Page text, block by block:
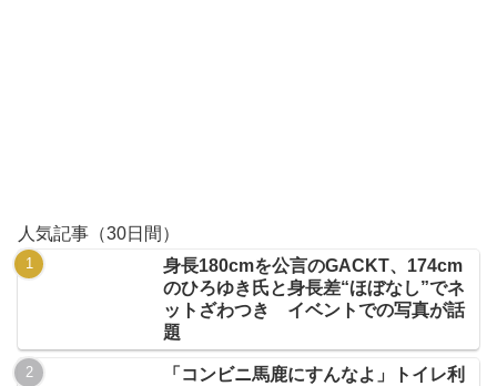
人気記事（30日間）
身長180cmを公言のGACKT、174cm
のひろゆき氏と身長差“ほぼなし”でネ
ットざわつき イベントでの写真が話
題
「コンビニ馬鹿にすんなよ」トイレ利